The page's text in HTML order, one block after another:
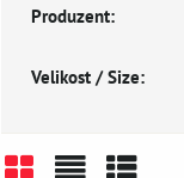
Produzent:
Velikost / Size: